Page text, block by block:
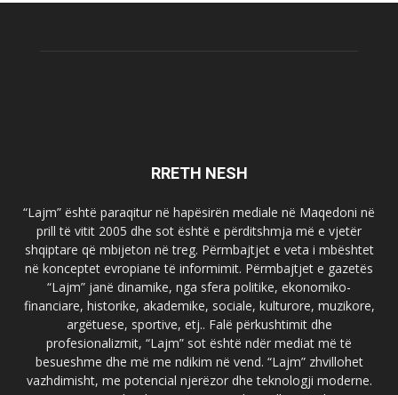
RRETH NESH
“Lajm” është paraqitur në hapësirën mediale në Maqedoni në
prill të vitit 2005 dhe sot është e përditshmja më e vjetër
shqiptare që mbijeton në treg. Përmbajtjet e veta i mbështet
në konceptet evropiane të informimit. Përmbajtjet e gazetës
“Lajm” janë dinamike, nga sfera politike, ekonomiko-
financiare, historike, akademike, sociale, kulturore, muzikore,
argëtuese, sportive, etj.. Falë përkushtimit dhe
profesionalizmit, “Lajm” sot është ndër mediat më të
besueshme dhe më me ndikim në vend. “Lajm” zhvillohet
vazhdimisht, me potencial njerëzor dhe teknologji moderne.